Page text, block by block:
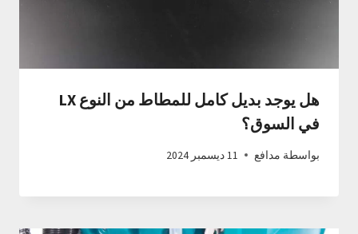
هل يوجد بديل كامل للمطاط من النوع LX
في السوق؟
بواسطة مدافع 11 ديسمبر 2024